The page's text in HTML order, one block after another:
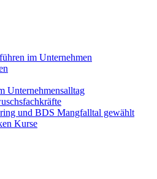
im Unternehmen
Unternehmensalltag
und BDS Mangfalltal gewählt
Kurse